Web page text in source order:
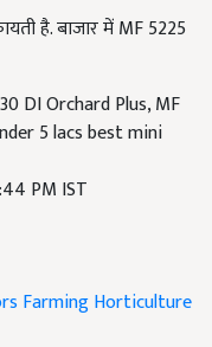
है. बाजार में MF 5225
DI Orchard Plus, MF
5 lacs best mini
PM IST
Farming Horticulture